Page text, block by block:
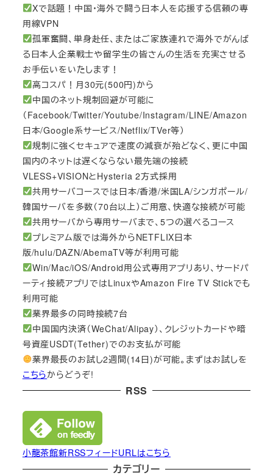
Xで話題！中国・海外で闘う日本人を応援する信頼の専
用線VPN
孤軍奮闘、単身赴任、またはご家族連れで海外でがんば
る日本人企業戦士や留学生の皆さんの生活を充実させる
お手伝いをいたします！
高コスパ！月30元(500円)から
中国のネット規制回避が可能に
（Facebook/Twitter/Youtube/Instagram/LINE/Amazon
日本/Google系サービス/Netflix/TVer等）
規制に強くセキュアで速度の減衰が殆どなく、更に中国
国内のネットは遅くならない最先端の接続
VLESS+VISIONとHysteria 2方式採用
共用サーバコースでは日本/香港/米国LA/シンガポール/
韓国サーバを多数（70台以上）ご用意、快適な接続が可能
共用サーバから専用サーバまで、5つの選べるコース
プレミアム版では海外からNETFLIX日本
版/hulu/DAZN/AbemaTV等が利用可能
Win/Mac/iOS/Android用公式専用アプリあり、サードパ
ーティ接続アプリではLinuxやAmazon Fire TV Stickでも
利用可能
業界最多の同時接続7台
中国国内決済（WeChat/Alipay）、クレジットカードや暗
号資産USDT(Tether)でのお支払が可能
業界最長のお試し2週間(14日)が可能。まずはお試しを
こちらからどうぞ!
RSS
小龍茶館新RSSフィードURLはこちら
カテゴリー